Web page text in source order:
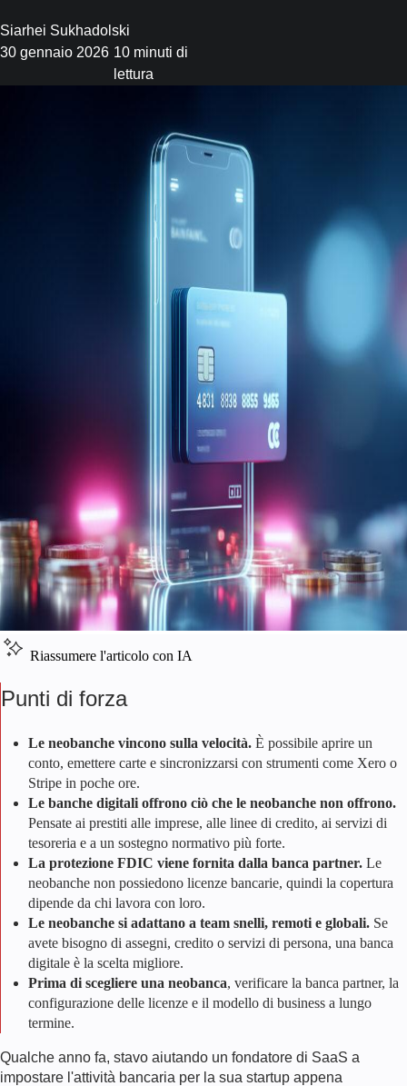
Siarhei Sukhadolski
30 gennaio 2026 10 minuti di
lettura
Riassumere l'articolo con IA
Punti di forza
Le neobanche vincono sulla velocità. È possibile aprire un
conto, emettere carte e sincronizzarsi con strumenti come Xero o
Stripe in poche ore.
Le banche digitali offrono ciò che le neobanche non offrono.
Pensate ai prestiti alle imprese, alle linee di credito, ai servizi di
tesoreria e a un sostegno normativo più forte.
La protezione FDIC viene fornita dalla banca partner. Le
neobanche non possiedono licenze bancarie, quindi la copertura
dipende da chi lavora con loro.
Le neobanche si adattano a team snelli, remoti e globali. Se
avete bisogno di assegni, credito o servizi di persona, una banca
digitale è la scelta migliore.
Prima di scegliere una neobanca, verificare la banca partner, la
configurazione delle licenze e il modello di business a lungo
termine.
Qualche anno fa, stavo aiutando un fondatore di SaaS a
impostare l'attività bancaria per la sua startup appena